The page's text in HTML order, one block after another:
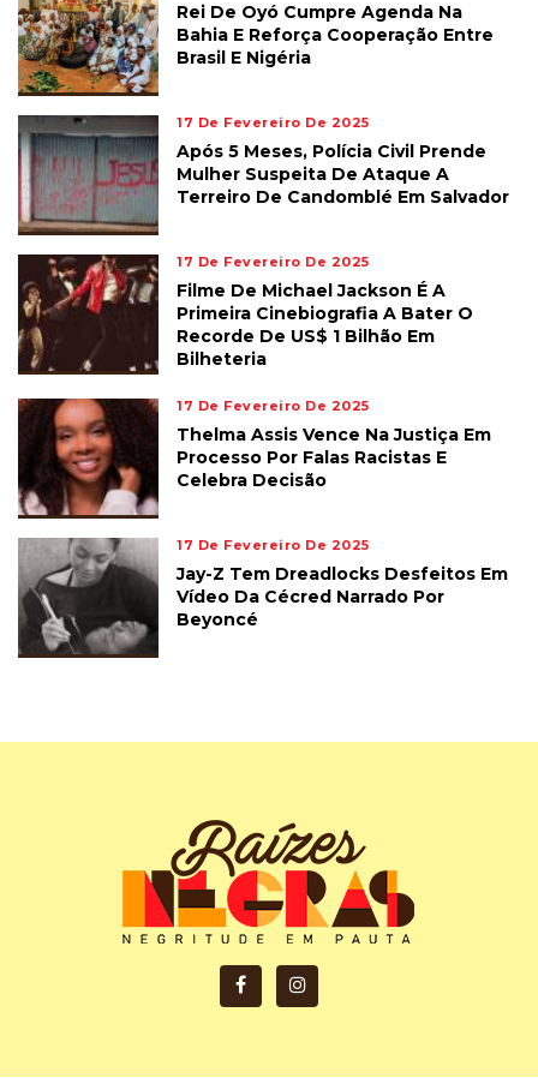
Rei De Oyó Cumpre Agenda Na
Bahia E Reforça Cooperação Entre
Brasil E Nigéria
17 De Fevereiro De 2025
Após 5 Meses, Polícia Civil Prende
Mulher Suspeita De Ataque A
Terreiro De Candomblé Em Salvador
17 De Fevereiro De 2025
Filme De Michael Jackson É A
Primeira Cinebiografia A Bater O
Recorde De US$ 1 Bilhão Em
Bilheteria
17 De Fevereiro De 2025
Thelma Assis Vence Na Justiça Em
Processo Por Falas Racistas E
Celebra Decisão
17 De Fevereiro De 2025
Jay-Z Tem Dreadlocks Desfeitos Em
Vídeo Da Cécred Narrado Por
Beyoncé